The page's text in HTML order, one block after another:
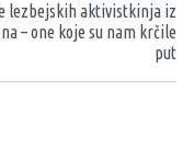
lezbejskih aktivistkinja iz
– one koje su nam krčile
put